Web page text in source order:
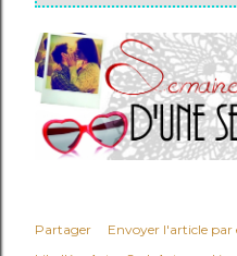
Partager
Envoyer l'article par